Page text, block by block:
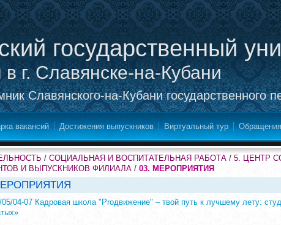
государственный
г. Славянске-на-Кубани
Славянского-на-Кубани государственного
вакансий Достижения выпускников Виртуальный тур
/ СОЦИАЛЬНАЯ И ВОСПИТАТЕЛЬНАЯ РАБОТА / 5. ЦЕНТР
И ВЫПУСКНИКОВ ФИЛИАЛА / 03. МЕРОПРИЯТИЯ
05/04-07 Кадровая школа "Proдвижение" – твой путь к лучшему лету: